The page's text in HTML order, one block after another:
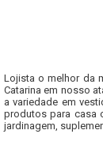
Lojista o melhor da
Catarina em nosso
a variedade em
produtos para casa
jardinagem,